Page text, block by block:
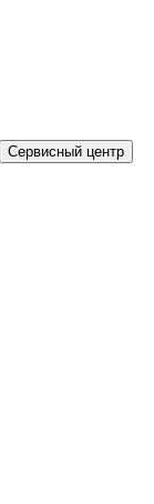
Сервисный центр